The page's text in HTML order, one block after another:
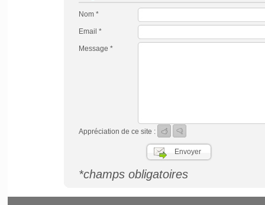
Nom *
Email *
Message *
Appréciation de ce site :
*champs obligatoires